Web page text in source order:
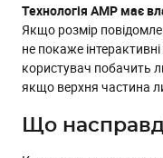
Технологія AMP має
Якщо розмір
не покаже
користувач побачить
якщо верхня частина
Що